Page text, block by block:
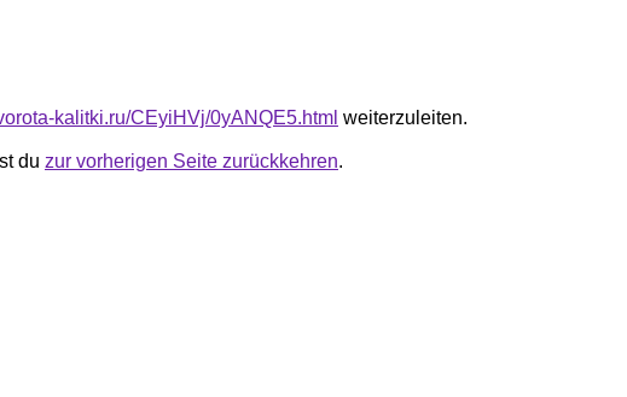
kalitki.ru/CEyiHVj/0yANQE5.html weiterzuleiten.
du zur vorherigen Seite zurückkehren.